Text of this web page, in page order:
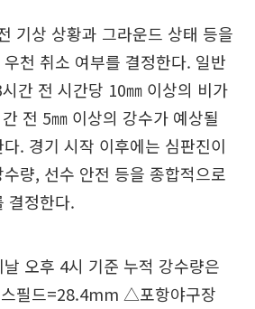
기상 상황과 그라운드 상태 등을
천 취소 여부를 결정한다. 일반
간 전 시간당 10㎜ 이상의 비가
전 5㎜ 이상의 강수가 예상될
. 경기 시작 이후에는 심판진이
량, 선수 안전 등을 종합적으로
결정한다.
오후 4시 기준 누적 강수량은
필드=28.4mm △포항야구장